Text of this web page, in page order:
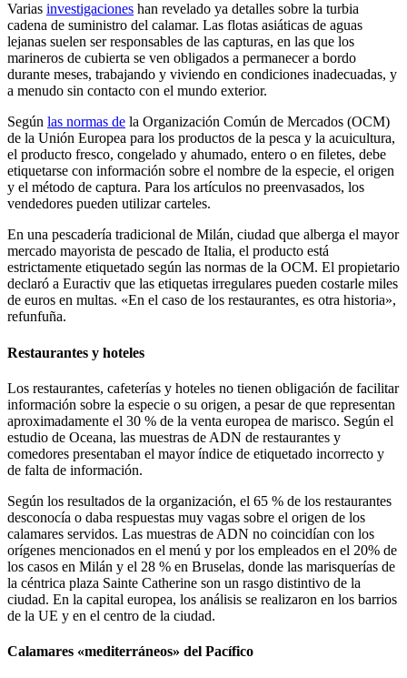
Varias investigaciones han revelado ya detalles sobre la turbia
cadena de suministro del calamar. Las flotas asiáticas de aguas
lejanas suelen ser responsables de las capturas, en las que los
marineros de cubierta se ven obligados a permanecer a bordo
durante meses, trabajando y viviendo en condiciones inadecuadas, y
a menudo sin contacto con el mundo exterior.
Según las normas de la Organización Común de Mercados (OCM)
de la Unión Europea para los productos de la pesca y la acuicultura,
el producto fresco, congelado y ahumado, entero o en filetes, debe
etiquetarse con información sobre el nombre de la especie, el origen
y el método de captura. Para los artículos no preenvasados, los
vendedores pueden utilizar carteles.
En una pescadería tradicional de Milán, ciudad que alberga el mayor
mercado mayorista de pescado de Italia, el producto está
estrictamente etiquetado según las normas de la OCM. El propietario
declaró a Euractiv que las etiquetas irregulares pueden costarle miles
de euros en multas. «En el caso de los restaurantes, es otra historia»,
refunfuña.
Restaurantes y hoteles
Los restaurantes, cafeterías y hoteles no tienen obligación de facilitar
información sobre la especie o su origen, a pesar de que representan
aproximadamente el 30 % de la venta europea de marisco. Según el
estudio de Oceana, las muestras de ADN de restaurantes y
comedores presentaban el mayor índice de etiquetado incorrecto y
de falta de información.
Según los resultados de la organización, el 65 % de los restaurantes
desconocía o daba respuestas muy vagas sobre el origen de los
calamares servidos. Las muestras de ADN no coincidían con los
orígenes mencionados en el menú y por los empleados en el 20% de
los casos en Milán y el 28 % en Bruselas, donde las marisquerías de
la céntrica plaza Sainte Catherine son un rasgo distintivo de la
ciudad. En la capital europea, los análisis se realizaron en los barrios
de la UE y en el centro de la ciudad.
Calamares «mediterráneos» del Pacífico